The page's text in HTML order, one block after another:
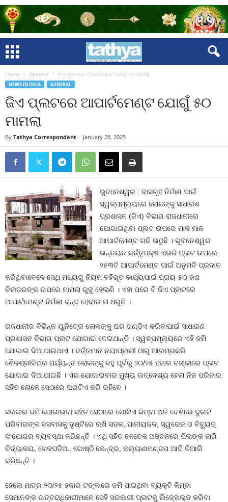
Home General ଜିଏ ପ୍ଲଟରେ ଆପାର୍ଟମେଣ୍ଟ ଯୋଗୁଁ ୫୦ ମାମଲା
NEWS IN ODIA GENERAL
ଜିଏ ପ୍ଲଟରେ ଆପାର୍ଟମେଣ୍ଟ ଯୋଗୁଁ ୫୦
ମାମଲା
By Tathya Correspondent - January 28, 2025
ଭୁବନେଶ୍ୱର : ବାସଗୃହ ନିର୍ମାଣ ପାଇଁ
ସ୍ୱଳ୍ପମୂଲ୍ୟରେ ଲୋକଙ୍କୁ ସାଧାରଣ
ପ୍ରଶାସନ (ଜିଏ) ବିଭାଗ ରାଜଧାନୀରେ
ଯୋଗାଇଥିବା ପ୍ଲଟ ଉପରେ ମାଳ ମାଳ
ଆପାର୍ଟମେଣ୍ଟ ଗଢି ଉଠୁଛି । ଭୁବନେଶ୍ୱର
ଉନ୍ନୟନ କର୍ତ୍ତୃପକ୍ଷ ଏଭଳି ପ୍ଲଟ ଉପରେ
୨୫୩ଟି ଆପାର୍ଟମେଣ୍ଟ ପାଇଁ ଅନୁମତି ପ୍ରଦାନ
କରିଥିବାବେଳେ ସେଥି ମଧ୍ୟରୁ ନିୟମ ବର୍ହିଭୂତ କାର୍ଯ୍ୟପାଇଁ ପ୍ରାୟ ୫୦ ଜଣ
ବିଲଡରଙ୍କ ଉପରେ ମାମଲା ରୁଜୁ ହେଲାଣି । ଏହା ପରେ ବି ଜିଏ ପ୍ଲଟରେ
ଆପାର୍ଟମେଣ୍ଟ ନିର୍ମାଣ ବନ୍ଦ ହେବାର ନା ଧରୁନି ।
ରାଜଧାନୀର ବିଭିନ୍ନ ୟୁନିଟ୍‍ରେ ଲୋକଙ୍କୁ ଘର ଖଣ୍ଡିଏ କରିବାପାଇଁ ସାଧାରଣ
ପ୍ରଶାସନ ବିଭାଗ ପ୍ଲଟ ଯୋଗାଇ ଦେଇଥାନ୍ତି । ସ୍ୱଳ୍ପମୂଲ୍ୟରେ ଏହି ଜମି
ଯୋଗାଇ ଦିଆଯାଇଥାଏ । ବର୍ତ୍ତମାନ ନୟାପ୍ଲଲୀ ଠାରୁ ଆରମ୍ଭକରି
ଶୈଳଶ୍ରୀବିହାର ପର୍ଯ୍ୟନ୍ତ ଲୋକଙ୍କୁ ବହୁ ପୂର୍ବରୁ ୨୦/୨୫ ହଜାର ଟଙ୍କାରେ ପ୍ଲଟ
ଯୋଗାଇ ଦିଆଯାଇଛି । ଏହା ଯୋଗାଇବାର ମୁଖ୍ୟ ଉଦ୍ଦେଶ୍ୟ ହେଲା ନିଜ ପରିବାର
ସହିତ ଲୋକେ ସେଠାରେ ଘରଟିଏ କରି ରହିବେ ।
ସରକାର ଜମି ଯୋଗାଇବା ସହିତ ସେଠାରେ ଗୋଟିଏ କିମ୍ବା ଅତି ବେଶିରେ ଦୁଇଟି
ପରିବାରଙ୍କ ବସବାସକୁ ଦୃଷ୍ଟିରେ ରଖି ସଡକ, ପାନୀୟଜଳ, ସ୍ୱରେଜ ଓ ବିଦ୍ୟୁତ୍‍
ସଂଯୋଗର ବ୍ୟବସ୍ଥା କରିଛନ୍ତି । ଏଥି ସହିତ କେତେକ ଅଞ୍ଚଳରେ ପିଲାଙ୍କ ଲାଗି
ବିଦ୍ୟାଳୟ, ଖେଳପଡିଆ, ଗୋଷ୍ଠି କେନ୍ଦ୍ର, କଲ୍ୟାଣମଣ୍ଡପ ଆଦି ତିଆରି
କରିଛନ୍ତି ।
ହେଲେ ମାତ୍ର ୨୦/୨୫ ହଜାର ଟଙ୍କାରେ ଜମି ପାଇଥିବା ବ୍ୟକ୍ତି କିମ୍ବା
ସେମାନଙ୍କ ଉତ୍ତରାଧିକାରୀମାନେ ସେହି ସରକାରୀ ପ୍ଲଟକୁ ଲିଜ୍‍ହୋଲ୍ଡ କରିବା